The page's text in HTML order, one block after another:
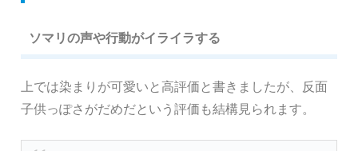
ソマリの声や行動がイライラする
上では染まりが可愛いと高評価と書きましたが、反面
子供っぽさがだめだという評価も結構見られます。